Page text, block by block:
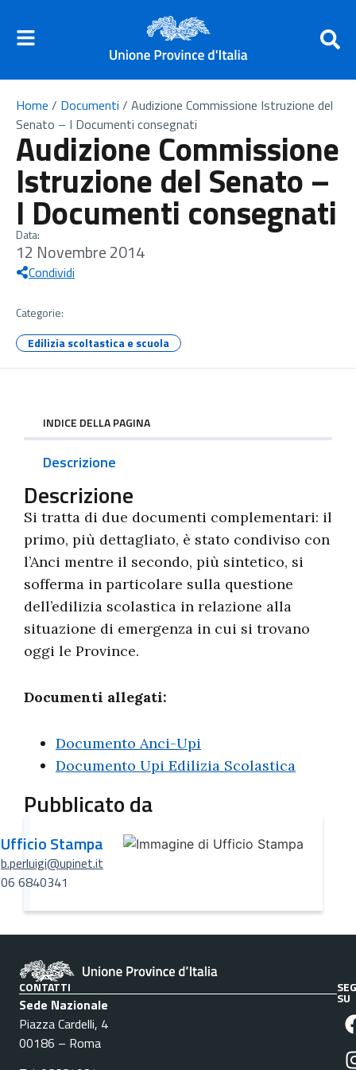
Home / Documenti / Audizione Commissione Istruzione del
Senato – I Documenti consegnati
Audizione Commissione
Istruzione del Senato –
I Documenti consegnati
Data:
12 Novembre 2014
Condividi
Categorie:
Edilizia scoltastica e scuola
INDICE DELLA PAGINA
Descrizione
Descrizione
Si tratta di due documenti complementari: il
primo, più dettagliato, è stato condiviso con
l’Anci mentre il secondo, più sintetico, si
sofferma in particolare sulla questione
dell’edilizia scolastica in relazione alla
situazione di emergenza in cui si trovano
oggi le Province.
Documenti allegati:
Documento Anci-Upi
Documento Upi Edilizia Scolastica
Pubblicato da
Ufficio Stampa
b.perluigi@upinet.it
06 6840341
CONTATTI
Sede Nazionale
Piazza Cardelli, 4
00186 – Roma
SU